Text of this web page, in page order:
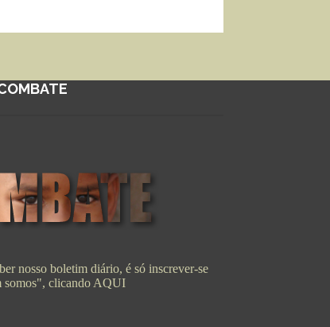
nosso boletim diário, é só inscrever-se
somos", clicando AQUI